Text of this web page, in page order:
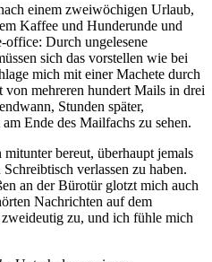
einem zweiwöchigen Urlaub,
Kaffee und Hunderunde und
office: Durch ungelesene
sich das vorstellen wie bei
mich mit einer Machete durch
mehreren hundert Mails in drei
Stunden später,
Ende des Mailfachs zu sehen.
bereut, überhaupt jemals
verlassen zu haben.
an der Bürotür glotzt mich auch
Nachrichten auf dem
zu, und ich fühle mich